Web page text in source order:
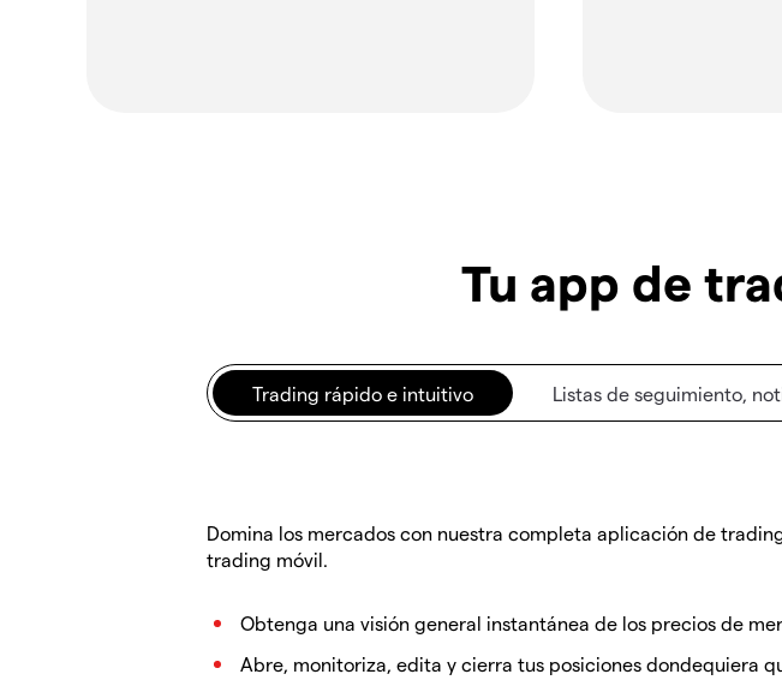
Tu app de
Trading rápido e intuitivo Listas de seguimiento,
Domina los mercados con nuestra completa aplicación de
trading móvil.
Obtenga una visión general instantánea de los precios de
Abre, monitoriza, edita y cierra tus posiciones dondequiera